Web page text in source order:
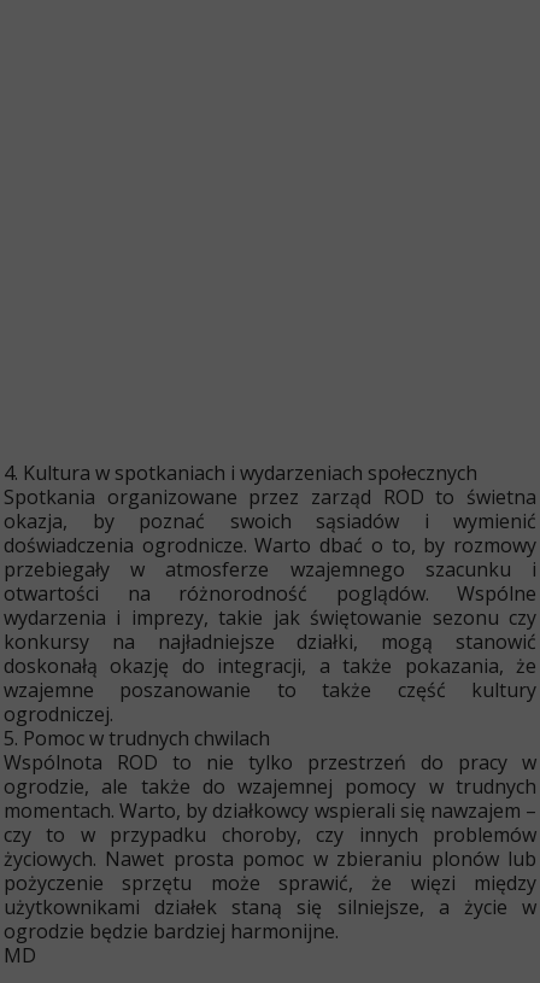
4. Kultura w spotkaniach i wydarzeniach społecznych
Spotkania organizowane przez zarząd ROD to świetna
okazja, by poznać swoich sąsiadów i wymienić
doświadczenia ogrodnicze. Warto dbać o to, by rozmowy
przebiegały w atmosferze wzajemnego szacunku i
otwartości na różnorodność poglądów. Wspólne
wydarzenia i imprezy, takie jak świętowanie sezonu czy
konkursy na najładniejsze działki, mogą stanowić
doskonałą okazję do integracji, a także pokazania, że
wzajemne poszanowanie to także część kultury
ogrodniczej.
5. Pomoc w trudnych chwilach
Wspólnota ROD to nie tylko przestrzeń do pracy w
ogrodzie, ale także do wzajemnej pomocy w trudnych
momentach. Warto, by działkowcy wspierali się nawzajem –
czy to w przypadku choroby, czy innych problemów
życiowych. Nawet prosta pomoc w zbieraniu plonów lub
pożyczenie sprzętu może sprawić, że więzi między
użytkownikami działek staną się silniejsze, a życie w
ogrodzie będzie bardziej harmonijne.
MD